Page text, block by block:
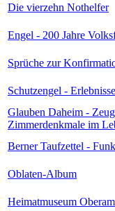
Die vierzehn Nothelfer
Engel - 200 Jahre
Sprüche zur
Schutzengel -
Glauben Daheim -
Zimmerdenkmale im
Berner Taufzettel -
Oblaten-Album
Heimatmuseum